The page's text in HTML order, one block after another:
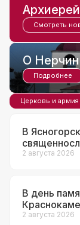
Смотреть
О
Подробнее
Церковь и армия
В
2 августа 2026
В день
2 августа 2026